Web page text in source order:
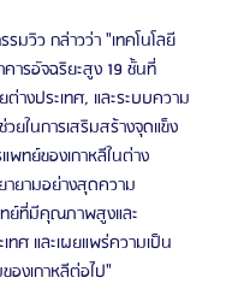
มวิว กล่าวว่า "เทคโนโลยี
ารอัจฉริยะสูง 19 ชั้นที่
างประเทศ, และระบบความ
ยในการเสริมสร้างจุดแข็ง
พทย์ของเกาหลีในต่าง
ายามอย่างสุดความ
ทย์ที่มีคุณภาพสูงและ
ทศ และเผยแพร่ความเป็น
องเกาหลีต่อไป"